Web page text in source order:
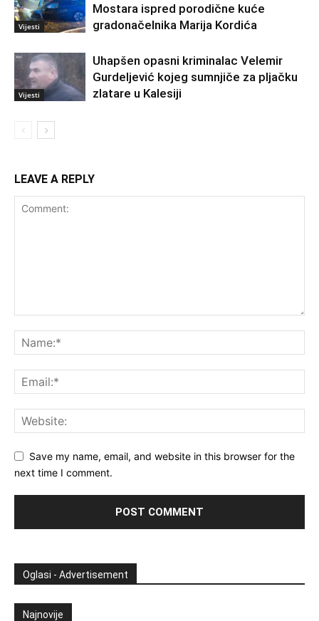
Vijesti
Mostara ispred porodične kuće
gradonačelnika Marija Kordića
Vijesti
Uhapšen opasni kriminalac Velemir
Gurdeljević kojeg sumnjiče za pljačku
zlatare u Kalesiji
LEAVE A REPLY
Save my name, email, and website in this browser for the
next time I comment.
Oglasi - Advertisement
Najnovije